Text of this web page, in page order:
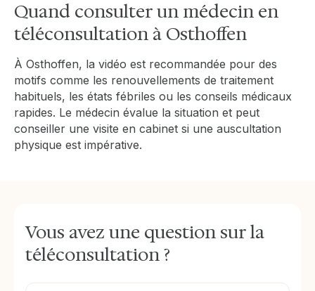
Quand consulter un médecin en
téléconsultation à Osthoffen
À Osthoffen, la vidéo est recommandée pour des
motifs comme les renouvellements de traitement
habituels, les états fébriles ou les conseils médicaux
rapides. Le médecin évalue la situation et peut
conseiller une visite en cabinet si une auscultation
physique est impérative.
Vous avez une question sur la
téléconsultation ?